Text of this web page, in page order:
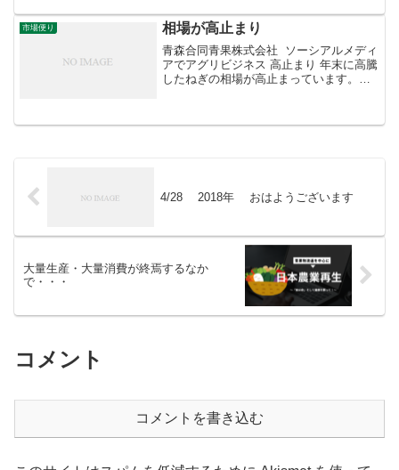
市場便り 相場が高止まり
青森合同青果株式会社 ソーシアルメディ
アでアグリビジネス 高止まり 年末に高騰
したねぎの相場が高止まっています。前
4/28 2018年 おはようございます
大量生産・大量消費が終焉するなか
で・・・
コメント
コメントを書き込む